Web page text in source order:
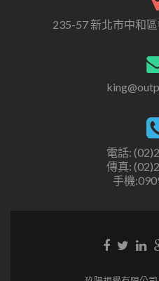
235-57 新北市中和
電話:
傳真:
手機